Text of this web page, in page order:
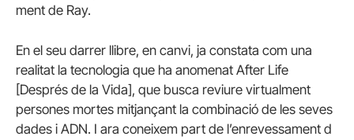
ment de Ray.
En el seu darrer llibre, en canvi, ja constata com una
realitat la tecnologia que ha anomenat After Life
[Després de la Vida], que busca reviure virtualment
persones mortes mitjançant la combinació de les seves
dades i ADN. I ara coneixem part de l’enrevessament d